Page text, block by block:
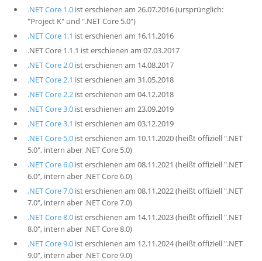
.NET Core 1.0ist erschienen am 26.07.2016 (ursprünglich:
"Project K" und ".NET Core 5.0")
.NET Core 1.1 ist erschienen am 16.11.2016
.NET Core 1.1.1 ist erschienen am 07.03.2017
.NET Core 2.0ist erschienen am 14.08.2017
.NET Core 2.1 ist erschienen am 31.05.2018
.NET Core 2.2ist erschienen am 04.12.2018
.NET Core 3.0ist erschienen am 23.09.2019
.NET Core 3.1 ist erschienen am 03.12.2019
.NET Core 5.0ist erschienen am 10.11.2020 (heißt offiziell ".NET
5.0", intern aber .NET Core 5.0)
.NET Core 6.0ist erschienen am 08.11.2021 (heißt offiziell ".NET
6.0", intern aber .NET Core 6.0)
.NET Core 7.0ist erschienen am 08.11.2022 (heißt offiziell ".NET
7.0", intern aber .NET Core 7.0)
.NET Core 8.0ist erschienen am 14.11.2023 (heißt offiziell ".NET
8.0", intern aber .NET Core 8.0)
.NET Core 9.0ist erschienen am 12.11.2024 (heißt offiziell ".NET
9.0", intern aber .NET Core 9.0)